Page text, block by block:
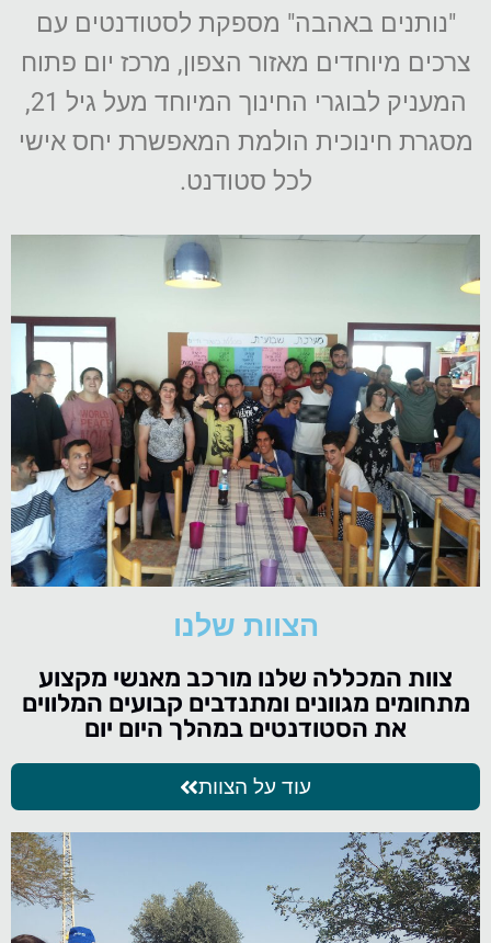
"נותנים באהבה" מספקת לסטודנטים עם
צרכים מיוחדים מאזור הצפון, מרכז יום פתוח
המעניק לבוגרי החינוך המיוחד מעל גיל 21,
מסגרת חינוכית הולמת המאפשרת יחס אישי
לכל סטודנט.
הצוות שלנו
צוות המכללה שלנו מורכב מאנשי מקצוע
מתחומים מגוונים ומתנדבים קבועים המלווים
את הסטודנטים במהלך היום יום
עוד על הצוות